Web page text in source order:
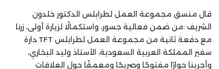
قال منسق مجموعة العمل لطرابلس الدكتور خلدون
الشريف :من ضمن فعالية جسور، واستكمالًا لزيارة أولى، زرنا
مع دفعة ثانية من مجموعة العمل لطرابلس TFT دارة
سفير المملكة العربية السعودية، الأستاذ وليد البخاري،
وأجرينا حوارًا مفتوحًا وصريحًا ومعمقًا حول العلاقات